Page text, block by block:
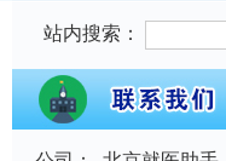
站内搜索：